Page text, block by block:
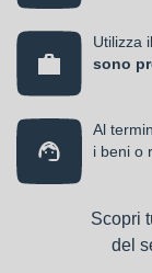
Utilizza
sono
Al
i beni o
Scopri
del